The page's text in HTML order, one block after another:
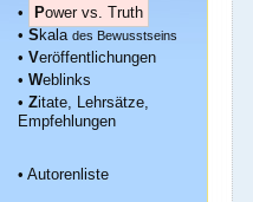
•
Power vs. Truth
• S kala des Bewusstseins
• Veröffentlichungen
• Weblinks
• Zitate, Lehrsätze,
Empfehlungen
• Autorenliste